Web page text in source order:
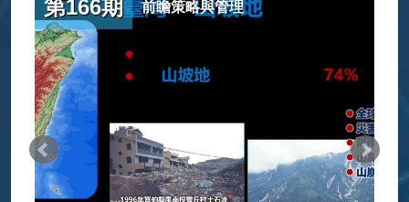
第166期 前瞻策略與管理